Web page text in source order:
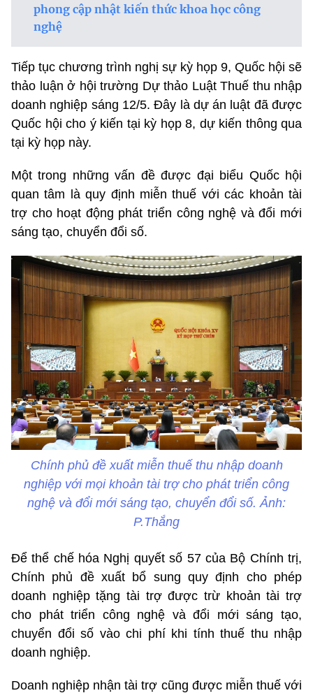
phong cập nhật kiến thức khoa học công
nghệ
Tiếp tục chương trình nghị sự kỳ họp 9, Quốc hội sẽ
thảo luận ở hội trường Dự thảo Luật Thuế thu nhập
doanh nghiệp sáng 12/5. Đây là dự án luật đã được
Quốc hội cho ý kiến tại kỳ họp 8, dự kiến thông qua
tại kỳ họp này.
Một trong những vấn đề được đại biểu Quốc hội
quan tâm là quy định miễn thuế với các khoản tài
trợ cho hoạt động phát triển công nghệ và đổi mới
sáng tạo, chuyển đổi số.
Chính phủ đề xuất miễn thuế thu nhập doanh
nghiệp với mọi khoản tài trợ cho phát triển công
nghệ và đổi mới sáng tạo, chuyển đổi số. Ảnh:
P.Thắng
Để thể chế hóa Nghị quyết số 57 của Bộ Chính trị,
Chính phủ đề xuất bổ sung quy định cho phép
doanh nghiệp tặng tài trợ được trừ khoản tài trợ
cho phát triển công nghệ và đổi mới sáng tạo,
chuyển đổi số vào chi phí khi tính thuế thu nhập
doanh nghiệp.
Doanh nghiệp nhận tài trợ cũng được miễn thuế với